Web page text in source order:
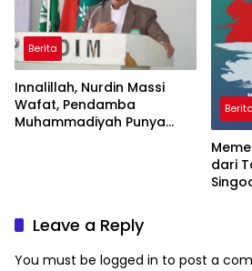
Berita
Innalillah, Nurdin Massi
Wafat, Pendamba
Muhammadiyah Punya
Berita
dari
Leave a Reply
You must be logged in to post a